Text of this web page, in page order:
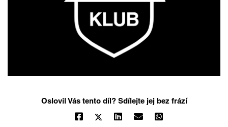
Oslovil Vás tento díl? Sdílejte jej bez frází